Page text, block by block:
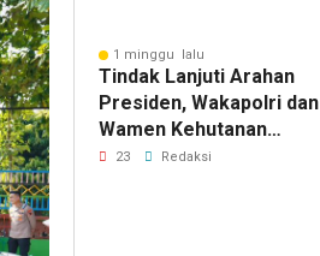
1 minggu lalu
Tindak Lanjuti Arahan
Presiden, Wakapolri dan
Wamen Kehutanan
Konsolidasikan Langkah
23 Redaksi